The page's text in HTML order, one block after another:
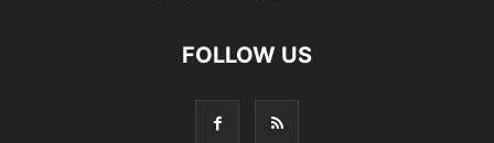
FOLLOW US